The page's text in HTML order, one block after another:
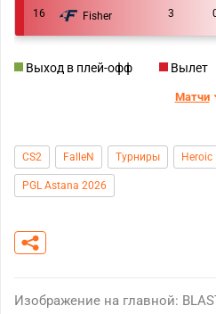
16 Fisher 3
Выход в плей-офф Вылет
Матчи
CS2 FalleN Турниры Heroic
PGL Astana 2026
Изображение на главной: